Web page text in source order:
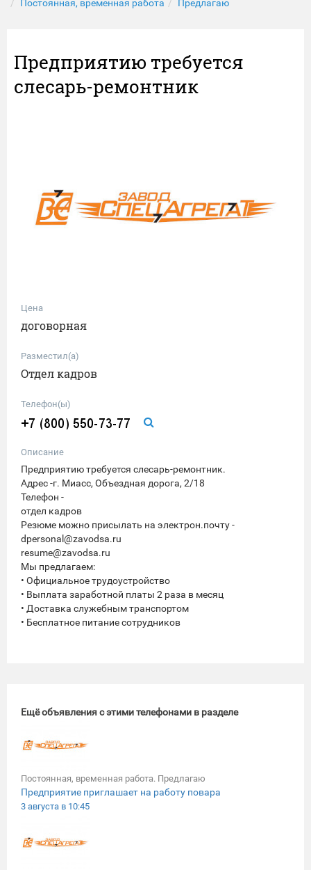
Постоянная, временная работа
Предлагаю
Предприятию требуется
слесарь-ремонтник
Цена
договорная
Разместил(а)
Отдел кадров
Телефон(ы)
Описание
Предприятию требуется слесарь-ремонтник.
Адрес -г. Миасс, Объездная дорога, 2/18
Телефон -
отдел кадров
Резюме можно присылать на электрон.почту -
dpersonal@zavodsa.ru
resume@zavodsa.ru
Мы предлагаем:
• Официальное трудоустройство
• Выплата заработной платы 2 раза в месяц
• Доставка служебным транспортом
• Бесплатное питание сотрудников
Ещё объявления с этими телефонами в разделе
Постоянная, временная работа. Предлагаю
Предприятие приглашает на работу повара
3 августа в 10:45